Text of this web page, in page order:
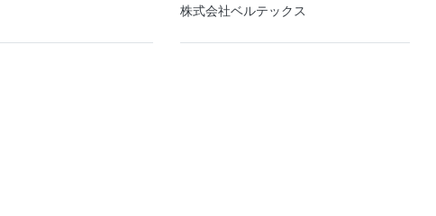
株式会社ベルテックス